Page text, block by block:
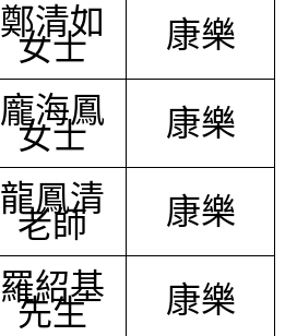
鄭清如
女士 康樂
龐海鳳
女士 康樂
龍鳳清
老師 康樂
羅紹基
先生 康樂